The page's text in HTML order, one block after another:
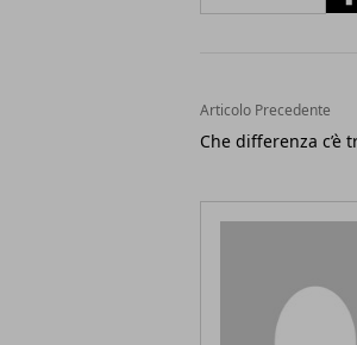
Articolo Precedente
Che differenza c’è